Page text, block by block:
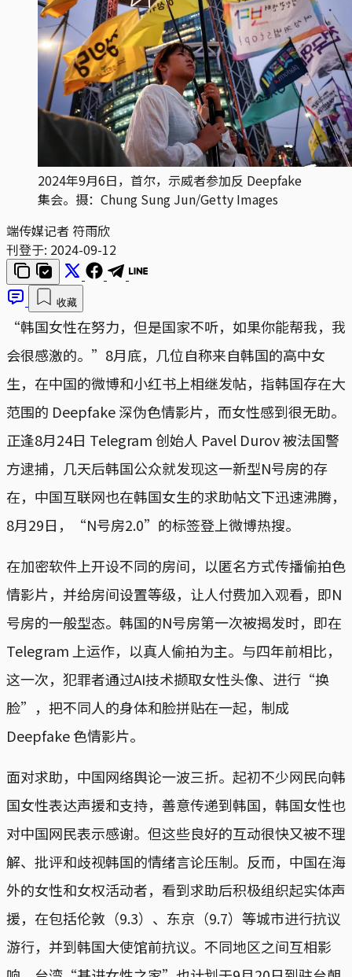
2024年9月6日，首尔，示威者参加反 Deepfake
集会。摄：Chung Sung Jun/Getty Images
端传媒记者 符雨欣
刊登于: 2024-09-12
收藏
“韩国女性在努力，但是国家不听，如果你能帮我，我
会很感激的。”8月底，几位自称来自韩国的高中女
生，在中国的微博和小红书上相继发帖，指韩国存在大
范围的 Deepfake 深伪色情影片，而女性感到很无助。
正逢8月24日 Telegram 创始人 Pavel Durov 被法国警
方逮捕，几天后韩国公众就发现这一新型N号房的存
在，中国互联网也在韩国女生的求助帖文下迅速沸腾，
8月29日，“N号房2.0”的标签登上微博热搜。
在加密软件上开设不同的房间，以匿名方式传播偷拍色
情影片，并给房间设置等级，让人付费加入观看，即N
号房的一般型态。韩国的N号房第一次被揭发时，即在
Telegram 上运作，以真人偷拍为主。与四年前相比，
这一次，犯罪者通过AI技术撷取女性头像、进行“换
脸”，把不同人的身体和脸拼贴在一起，制成
Deepfake 色情影片。
面对求助，中国网络舆论一波三折。起初不少网民向韩
国女性表达声援和支持，善意传递到韩国，韩国女性也
对中国网民表示感谢。但这些良好的互动很快又被不理
解、批评和歧视韩国的情绪言论压制。反而，中国在海
外的女性和女权活动者，看到求助后积极组织起实体声
援，在包括伦敦（9.3）、东京（9.7）等城市进行抗议
游行，并到韩国大使馆前抗议。不同地区之间互相影